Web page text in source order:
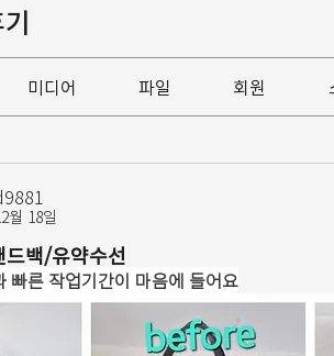
미디어 파일 회원
월 18일
백/유약수선
빠른 작업기간이 마음에 들어요